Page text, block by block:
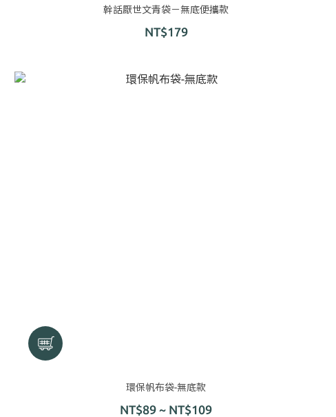
幹話厭世文青袋－無底便攜款
NT$179
環保帆布袋-無底款
NT$89 ~ NT$109